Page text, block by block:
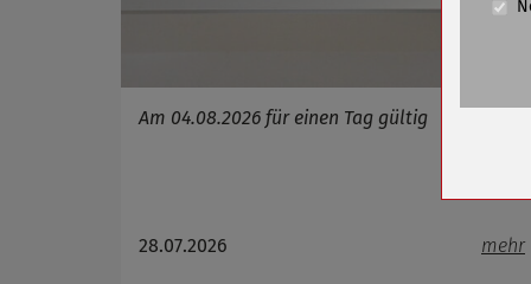
Am 04.08.2026 für einen Tag gültig
28.07.2026 mehr
Cookie